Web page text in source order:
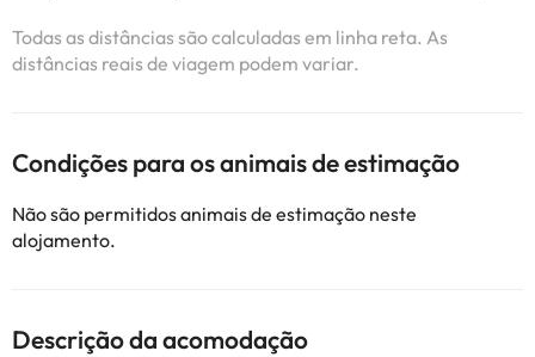
Todas as distâncias são calculadas em linha reta. As
distâncias reais de viagem podem variar.
Condições para os animais de estimação
Não são permitidos animais de estimação neste
alojamento.
Descrição da acomodação